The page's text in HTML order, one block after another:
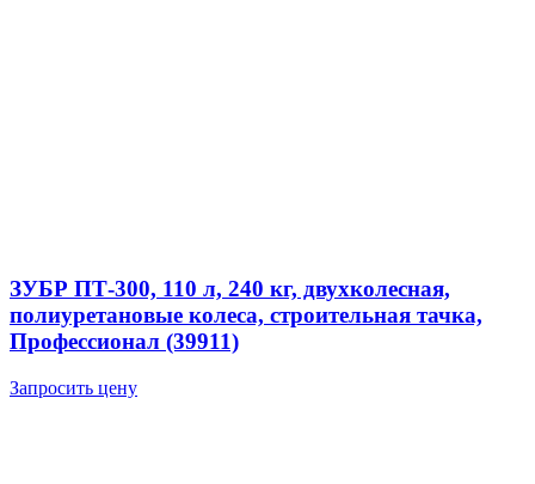
ЗУБР ПТ-300, 110 л, 240 кг, двухколесная,
полиуретановые колеса, строительная тачка,
Профессионал (39911)
Запросить цену